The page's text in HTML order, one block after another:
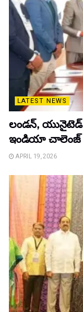
LATEST NEWS
లండన్, యునైటెడ్
ఇండియా చాలెంజ్
APRIL 19, 2026